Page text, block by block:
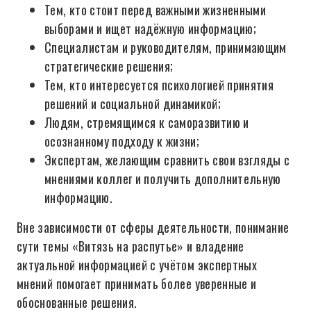
Тем, кто стоит перед важными жизненными
выборами и ищет надёжную информацию;
Специалистам и руководителям, принимающим
стратегические решения;
Тем, кто интересуется психологией принятия
решений и социальной динамикой;
Людям, стремящимся к саморазвитию и
осознанному подходу к жизни;
Экспертам, желающим сравнить свои взгляды с
мнениями коллег и получить дополнительную
информацию.
Вне зависимости от сферы деятельности, понимание
сути темы «Витязь на распутье» и владение
актуальной информацией с учётом экспертных
мнений помогает принимать более уверенные и
обоснованные решения.